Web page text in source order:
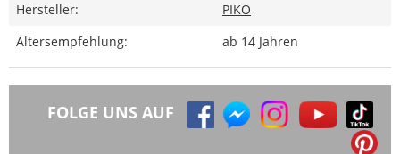
Hersteller:
PIKO
Altersempfehlung:
ab 14 Jahren
FOLGE UNS AUF